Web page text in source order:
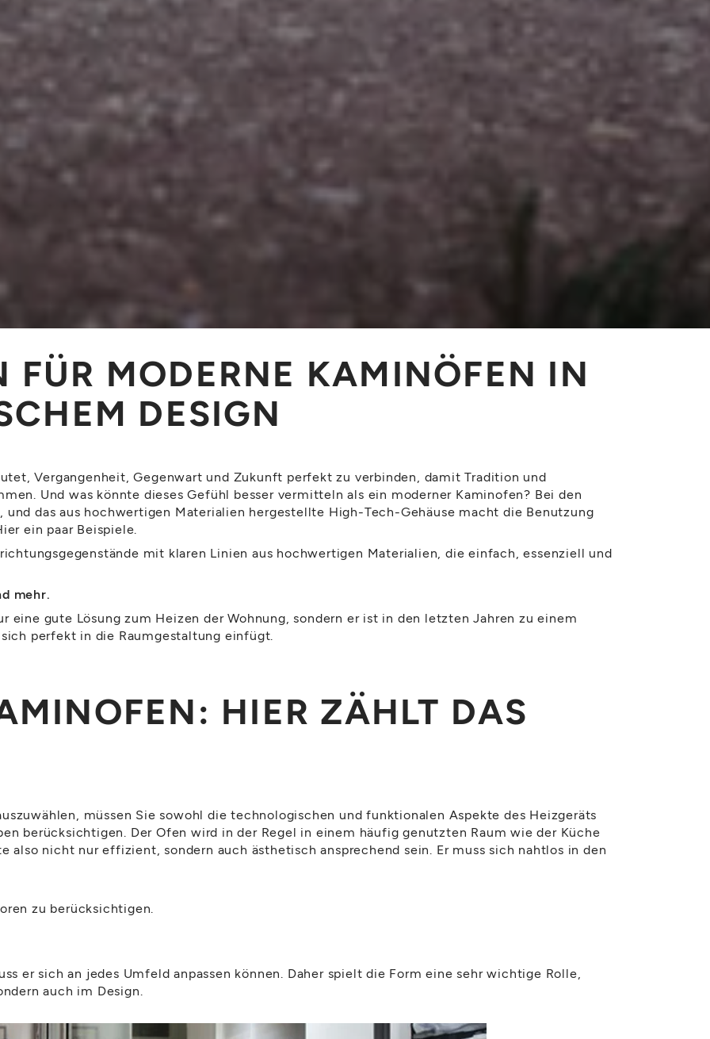
FÜR MODERNE KAMINÖFEN IN
DESIGN
Vergangenheit, Gegenwart und Zukunft perfekt zu verbinden, damit Tradition und
Und was könnte dieses Gefühl besser vermitteln als ein moderner Kaminofen? Bei den
das aus hochwertigen Materialien hergestellte High-Tech-Gehäuse macht die Benutzung
ein paar Beispiele.
mit klaren Linien aus hochwertigen Materialien, die einfach, essenziell und
mehr.
gute Lösung zum Heizen der Wohnung, sondern er ist in den letzten Jahren zu einem
perfekt in die Raumgestaltung einfügt.
HIER ZÄHLT DAS
müssen Sie sowohl die technologischen und funktionalen Aspekte des Heizgeräts
berücksichtigen. Der Ofen wird in der Regel in einem häufig genutzten Raum wie der Küche
also nicht nur effizient, sondern auch ästhetisch ansprechend sein. Er muss sich nahtlos in den
zu berücksichtigen.
er sich an jedes Umfeld anpassen können. Daher spielt die Form eine sehr wichtige Rolle,
auch im Design.